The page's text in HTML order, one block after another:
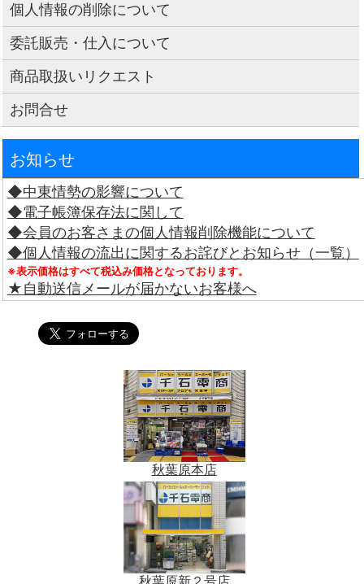
個人情報の削除について
委託販売・仕入について
商品取扱いリクエスト
お問合せ
お知らせ
◆中東情勢の影響について
◆電子帳簿保存法に関して
◆会員のお客さまの個人情報削除機能について
◆個人情報の流出に関するお詫びとお知らせ（一覧）
※表示価格はすべて税込み価格となっております。
★自動送信メールが届かないお客様へ
秋葉原本店